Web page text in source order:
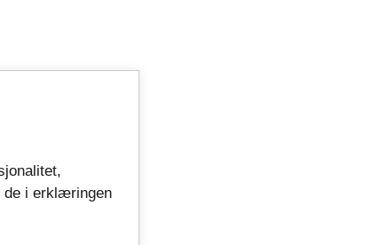
de i erklæringen